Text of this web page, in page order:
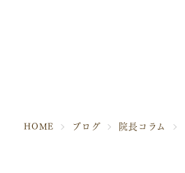
HOME ブログ 院長コラム